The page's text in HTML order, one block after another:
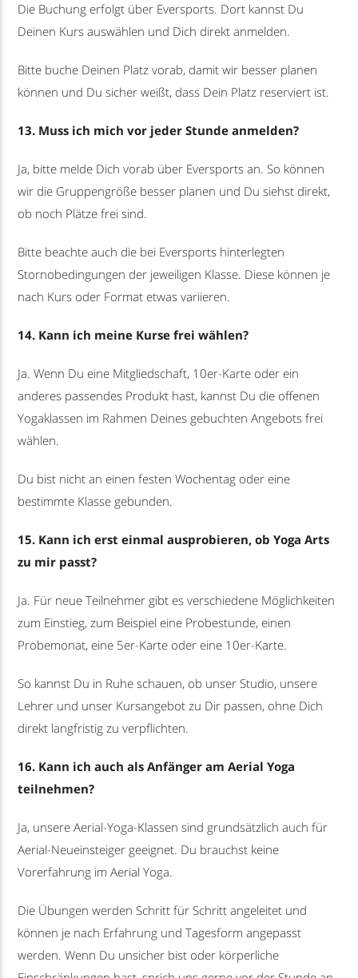
Die Buchung erfolgt über Eversports. Dort kannst Du
Deinen Kurs auswählen und Dich direkt anmelden.
Bitte buche Deinen Platz vorab, damit wir besser planen
können und Du sicher weißt, dass Dein Platz reserviert ist.
13. Muss ich mich vor jeder Stunde anmelden?
Ja, bitte melde Dich vorab über Eversports an. So können
wir die Gruppengröße besser planen und Du siehst direkt,
ob noch Plätze frei sind.
Bitte beachte auch die bei Eversports hinterlegten
Stornobedingungen der jeweiligen Klasse. Diese können je
nach Kurs oder Format etwas variieren.
14. Kann ich meine Kurse frei wählen?
Ja. Wenn Du eine Mitgliedschaft, 10er-Karte oder ein
anderes passendes Produkt hast, kannst Du die offenen
Yogaklassen im Rahmen Deines gebuchten Angebots frei
wählen.
Du bist nicht an einen festen Wochentag oder eine
bestimmte Klasse gebunden.
15. Kann ich erst einmal ausprobieren, ob Yoga Arts
zu mir passt?
Ja. Für neue Teilnehmer gibt es verschiedene Möglichkeiten
zum Einstieg, zum Beispiel eine Probestunde, einen
Probemonat, eine 5er-Karte oder eine 10er-Karte.
So kannst Du in Ruhe schauen, ob unser Studio, unsere
Lehrer und unser Kursangebot zu Dir passen, ohne Dich
direkt langfristig zu verpflichten.
16. Kann ich auch als Anfänger am Aerial Yoga
teilnehmen?
Ja, unsere Aerial-Yoga-Klassen sind grundsätzlich auch für
Aerial-Neueinsteiger geeignet. Du brauchst keine
Vorerfahrung im Aerial Yoga.
Die Übungen werden Schritt für Schritt angeleitet und
können je nach Erfahrung und Tagesform angepasst
werden. Wenn Du unsicher bist oder körperliche